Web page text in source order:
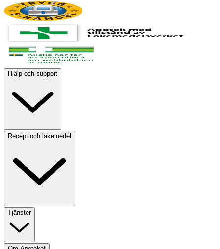
Hjälp och support
Recept och läkemedel
Tjänster